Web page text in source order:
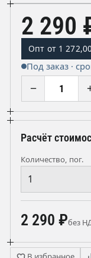
2 290
Опт от 1
Под заказ ·
−
Расчёт
Количество, пог.
2 290 ₽без